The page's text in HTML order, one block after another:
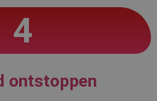
4
ontstoppen